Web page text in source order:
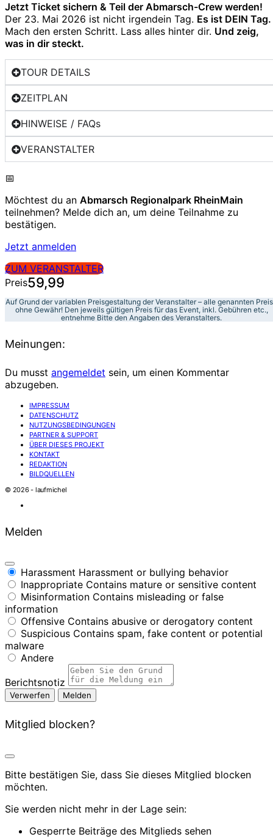
Jetzt Ticket sichern & Teil der Abmarsch-Crew werden!
Der 23. Mai 2026 ist nicht irgendein Tag. Es ist DEIN Tag.
Mach den ersten Schritt. Lass alles hinter dir. Und zeig,
was in dir steckt.
TOUR DETAILS
ZEITPLAN
HINWEISE / FAQs
VERANSTALTER
📅
Möchtest du an Abmarsch Regionalpark RheinMain
teilnehmen? Melde dich an, um deine Teilnahme zu
bestätigen.
Jetzt anmelden
ZUM VERANSTALTER
Preis59,99
Auf Grund der variablen Preisgestaltung der Veranstalter – alle genannten
ohne Gewähr! Den jeweils gültigen Preis für das Event, inkl. Gebühren etc.,
entnehme Bitte den Angaben des Veranstalters.
Meinungen:
Du musst angemeldet sein, um einen Kommentar
abzugeben.
IMPRESSUM
DATENSCHUTZ
NUTZUNGSBEDINGUNGEN
PARTNER & SUPPORT
ÜBER DIESES PROJEKT
KONTAKT
REDAKTION
BILDQUELLEN
© 2026 - laufmichel
Melden
Harassment Harassment or bullying behavior
Inappropriate Contains mature or sensitive content
Misinformation Contains misleading or false
information
Offensive Contains abusive or derogatory content
Suspicious Contains spam, fake content or potential
malware
Andere
Berichtsnotiz
Melden
Mitglied blocken?
Bitte bestätigen Sie, dass Sie dieses Mitglied blocken
möchten.
Sie werden nicht mehr in der Lage sein:
Gesperrte Beiträge des Mitglieds sehen